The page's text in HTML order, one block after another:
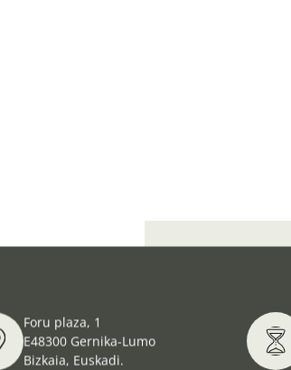
Foru plaza, 1
E48300 Gernika-Lumo
Bizkaia, Euskadi.